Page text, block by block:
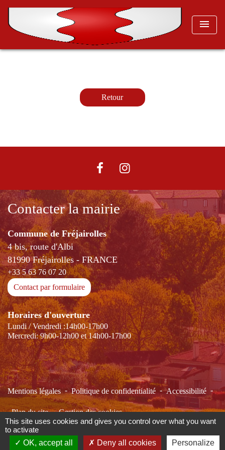
menu
Retour
Contacter la mairie
Commune de Fréjairolles
4 bis, route d'Albi
81990 Fréjairolles - FRANCE
+33 5 63 76 07 20
Contact par formulaire
Horaires d'ouverture
Lundi / Vendredi :14h00-17h00
Mercredi: 9h00-12h00 et 14h00-17h00
Mentions légales - Politique de confidentialité - Accessibilité -
Plan du site - Gestion des cookies
Site créé en partenariat avec Réseau des Communes
This site uses cookies and gives you control over what you want
to activate
OK, accept all
Deny all cookies Personalize